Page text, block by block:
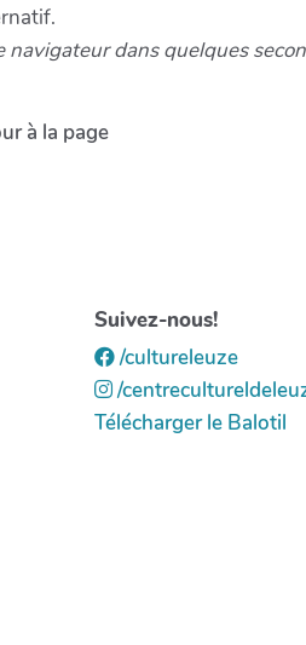
dans quelques
à la page
Suivez-nous!
/cultureleuze
/
Télécharger le Balotil